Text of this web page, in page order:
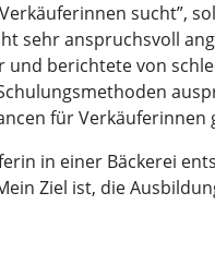
sucht”,
sehr anspruchsvoll
und berichtete von
für
in einer Bäckerei
Ziel ist, die